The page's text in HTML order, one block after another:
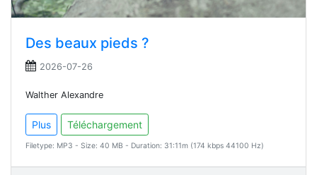
Des beaux pieds ?
2026-07-26
Walther Alexandre
Plus Téléchargement
Filetype: MP3 - Size: 40 MB - Duration: 31:11m (174 kbps 44100 Hz)